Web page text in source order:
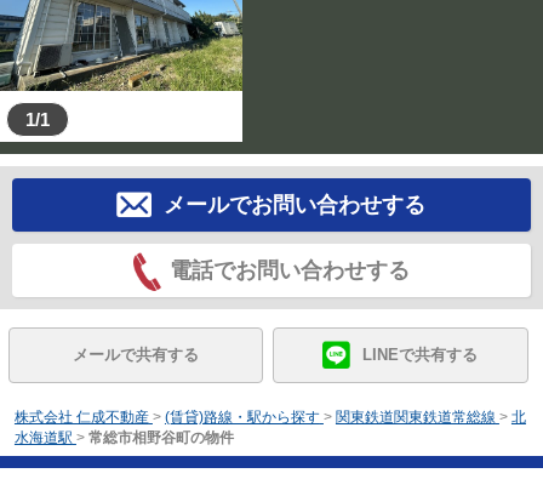
1/1
メールでお問い合わせする
電話でお問い合わせする
メールで共有する LINEで共有する
株式会社 仁成不動産 > (賃貸)路線・駅から探す > 関東鉄道関東鉄道常総線 > 北
水海道駅 > 常総市相野谷町の物件